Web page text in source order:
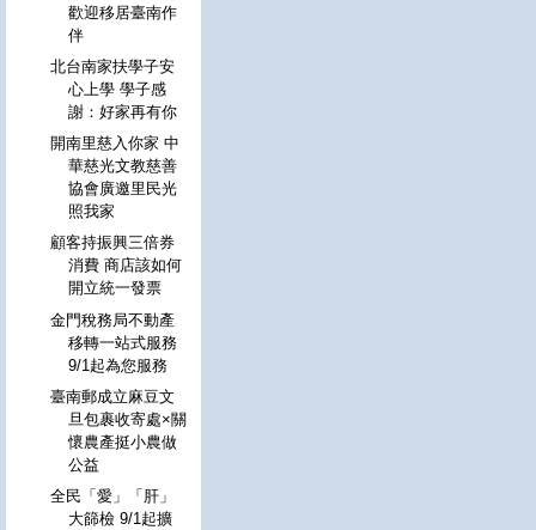
歡迎移居臺南作
伴
北台南家扶學子安
心上學 學子感
謝：好家再有你
開南里慈入你家 中
華慈光文教慈善
協會廣邀里民光
照我家
顧客持振興三倍券
消費 商店該如何
開立統一發票
金門稅務局不動產
移轉一站式服務
9/1起為您服務
臺南郵成立麻豆文
旦包裹收寄處×關
懷農產挺小農做
公益
全民「愛」「肝」
大篩檢 9/1起擴